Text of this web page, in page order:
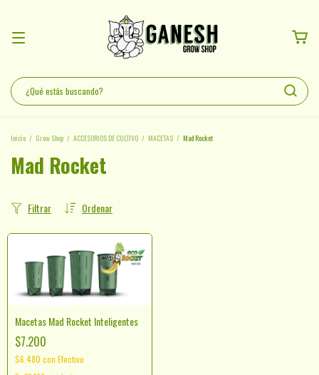
Inicio / Grow Shop / ACCESORIOS DE CULTIVO / MACETAS / Mad Rocket
Mad Rocket
Ordenar
Filtrar
Macetas Mad Rocket Inteligentes
$7.200
$6.480 con Efectivo